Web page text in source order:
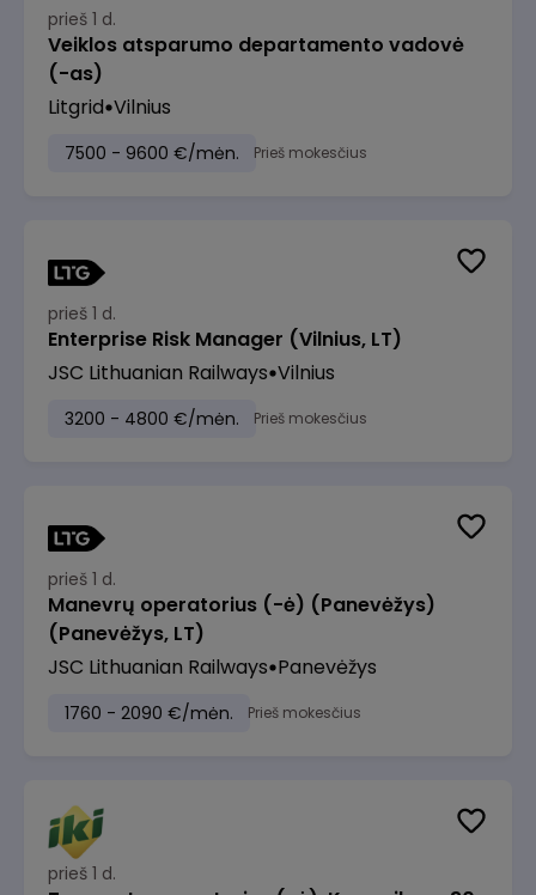
prieš 1 d.
Veiklos atsparumo departamento vadovė
(-as)
Litgrid Vilnius
7500 - 9600 €/mėn. Prieš mokesčius
prieš 1 d.
Enterprise Risk Manager (Vilnius, LT)
JSC Lithuanian Railways Vilnius
3200 - 4800 €/mėn. Prieš mokesčius
prieš 1 d.
Manevrų operatorius (-ė) (Panevėžys)
(Panevėžys, LT)
JSC Lithuanian Railways Panevėžys
1760 - 2090 €/mėn. Prieš mokesčius
prieš 1 d.